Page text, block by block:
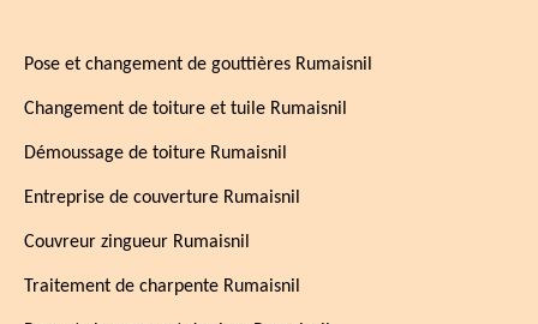
Pose et changement de gouttières Rumaisnil
Changement de toiture et tuile Rumaisnil
Démoussage de toiture Rumaisnil
Entreprise de couverture Rumaisnil
Couvreur zingueur Rumaisnil
Traitement de charpente Rumaisnil